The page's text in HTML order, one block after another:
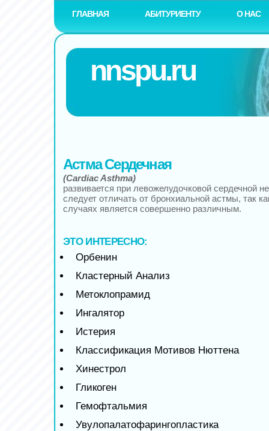
ГЛАВНАЯ АБИТУРИЕНТУ О НАС
nnspu.ru
Астма Сердечная
(Cardiac Asthma)
развивается при левожелудочковой сердечной
следует отличать от бронхиальной астмы, так
случаях является совершенно различным.
ЭТО ИНТЕРЕСНО:
Орбенин
Кластерный Анализ
Метоклопрамид
Ингалятор
Истерия
Классификация Мотивов Нюттена
Хинестрол
Гликоген
Гемофтальмия
Увулопалатофарингопластика